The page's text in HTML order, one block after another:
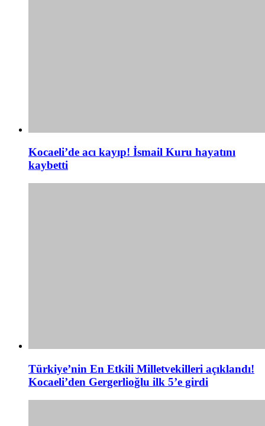
Kocaeli’de acı kayıp! İsmail Kuru hayatını
kaybetti
Türkiye’nin En Etkili Milletvekilleri açıklandı!
Kocaeli’den Gergerlioğlu ilk 5’e girdi